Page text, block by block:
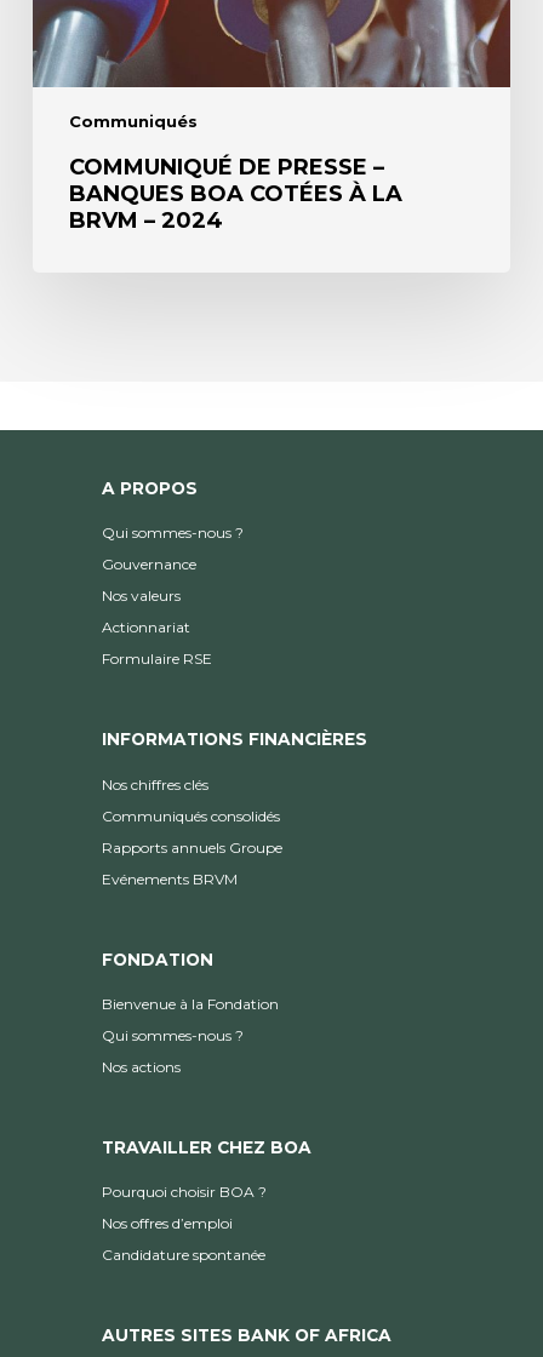
Communiqués
BRVM
–
COMMUNIQUÉ DE PRESSE –
BANQUES BOA COTÉES À LA
BRVM – 2024
A PROPOS
Qui sommes-nous ?
Gouvernance
Nos valeurs
Actionnariat
Formulaire RSE
INFORMATIONS FINANCIÈRES
Nos chiffres clés
Communiqués consolidés
Rapports annuels Groupe
Evénements BRVM
FONDATION
Bienvenue à la Fondation
Qui sommes-nous ?
Nos actions
TRAVAILLER CHEZ BOA
Pourquoi choisir BOA ?
Nos offres d’emploi
Candidature spontanée
AUTRES SITES BANK OF AFRICA